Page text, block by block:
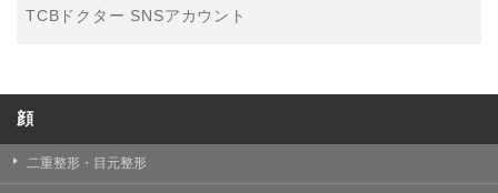
TCBドクター SNSアカウント
顔
二重整形・目元整形